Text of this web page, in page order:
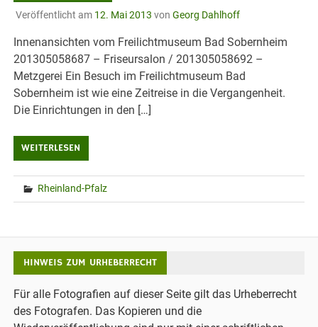
Veröffentlicht am 12. Mai 2013 von Georg Dahlhoff
Innenansichten vom Freilichtmuseum Bad Sobernheim
201305058687 – Friseursalon / 201305058692 –
Metzgerei Ein Besuch im Freilichtmuseum Bad
Sobernheim ist wie eine Zeitreise in die Vergangenheit.
Die Einrichtungen in den […]
WEITERLESEN
Rheinland-Pfalz
HINWEIS ZUM URHEBERRECHT
Für alle Fotografien auf dieser Seite gilt das Urheberrecht
des Fotografen. Das Kopieren und die